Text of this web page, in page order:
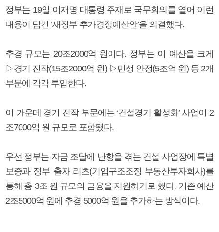
정부는 19일 이재명 대통령 주재로 국무회의를 열어 이런
내용이 담긴 ‘새정부 추가경정예산안’을 의결했다.
추경 규모는 20조2000억 원이다. 정부는 이 예산을 크게
▷경기 진작(15조2000억 원) ▷민생 안정(5조억 원) 등 2개
부문에 각각 투입한다.
이 가운데 경기 진작 부문에는 ‘건설경기 활성화’ 사업이 2
조7000억 원 규모로 포함됐다.
우선 정부는 자금 조달에 난항을 겪는 건설 사업장에 특별
보증과 정부 출자 리츠(기업구조조정 부동산투자회사)를
통해 총 3조 원 규모의 금융을 지원하기로 했다. 기존 예산
2조5000억 원에 추경 5000억 원을 추가하는 방식이다.